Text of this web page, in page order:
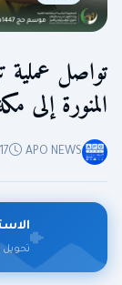
تواصل عملية
المنورة إلى
APO NEWS 17 ماي 2026 - الساعة 09:02